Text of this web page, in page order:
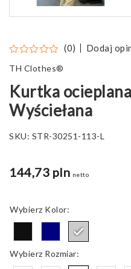
(0) Dodaj
TH Clothes®
Kurtka
Wyściełana
SKU: STR-30251-113-L
144,73 pln netto
Kolor
Rozmiar